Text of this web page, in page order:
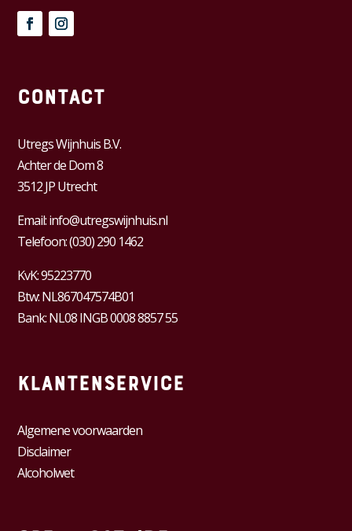
Contact
Utregs Wijnhuis B.V.
Achter de Dom 8
3512 JP Utrecht
Email:info@utregswijnhuis.nl
Telefoon:(030) 290 1462
KvK:95223770
Btw:NL867047574B01
Bank: NL08 INGB 0008 8857 55
Klantenservice
Algemene voorwaarden
Disclaimer
Alcoholwet